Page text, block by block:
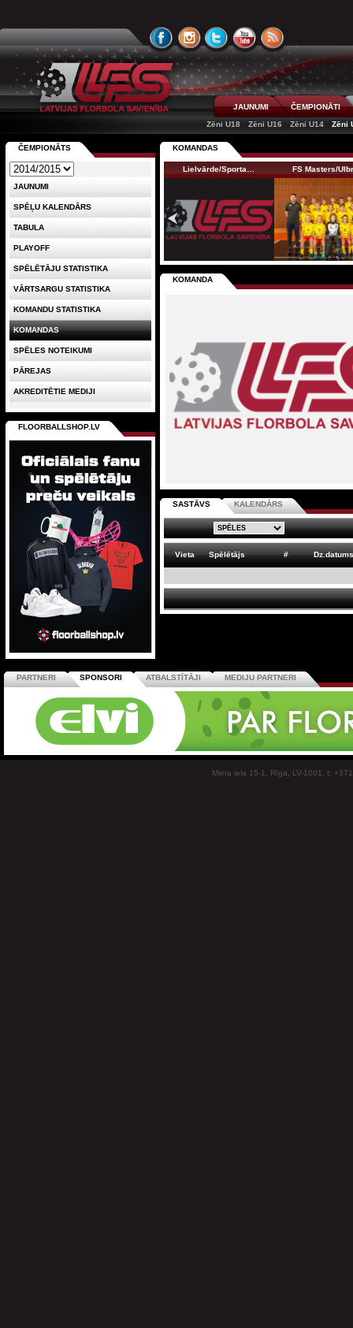
JAUNUMI
ČEMPIONĀTI
Zēni U18
Zēni U16 Zēni U14 Zēni
KOMANDAS
Lielvārde/Sporta… FS Masters/
KOMANDA
SASTĀVS KALENDĀRS
Vieta Spēlētājs # Dz.datums
ČEMPIONĀTS
JAUNUMI
SPĒĻU KALENDĀRS
TABULA
PLAYOFF
SPĒLĒTĀJU STATISTIKA
VĀRTSARGU STATISTIKA
KOMANDU STATISTIKA
KOMANDAS
SPĒLES NOTEIKUMI
PĀREJAS
AKREDITĒTIE MEDIJI
FLOORBALLSHOP.LV
PARTNERI SPONSORI ATBALSTĪTĀJI MEDIJU PARTNERI
Miera iela 15-1, Rīga, LV-1001, t: